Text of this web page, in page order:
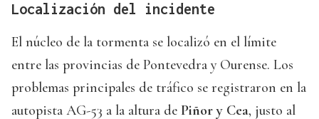
Localización del incidente
El núcleo de la tormenta se localizó en el límite
entre las provincias de Pontevedra y Ourense. Los
problemas principales de tráfico se registraron en la
autopista AG-53 a la altura de Piñor y Cea, justo al